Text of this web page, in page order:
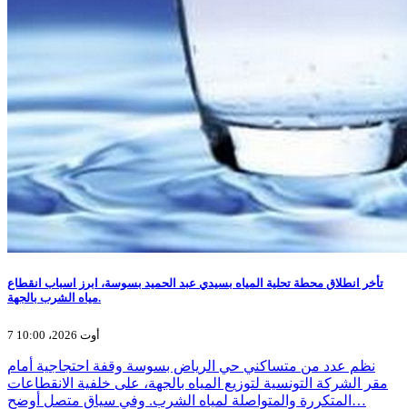
تأخر انطلاق محطة تحلية المياه بسيدي عبد الحميد بسوسة، ابرز اسباب انقطاع
مياه الشرب بالجهة.
7 أوت 2026، 10:00
نظم عدد من متساكني حي الرياض بسوسة وقفة احتجاجية أمام
مقر الشركة التونسية لتوزيع المياه بالجهة، على خلفية الانقطاعات
المتكررة والمتواصلة لمياه الشرب. وفي سياق متصل أوضح…